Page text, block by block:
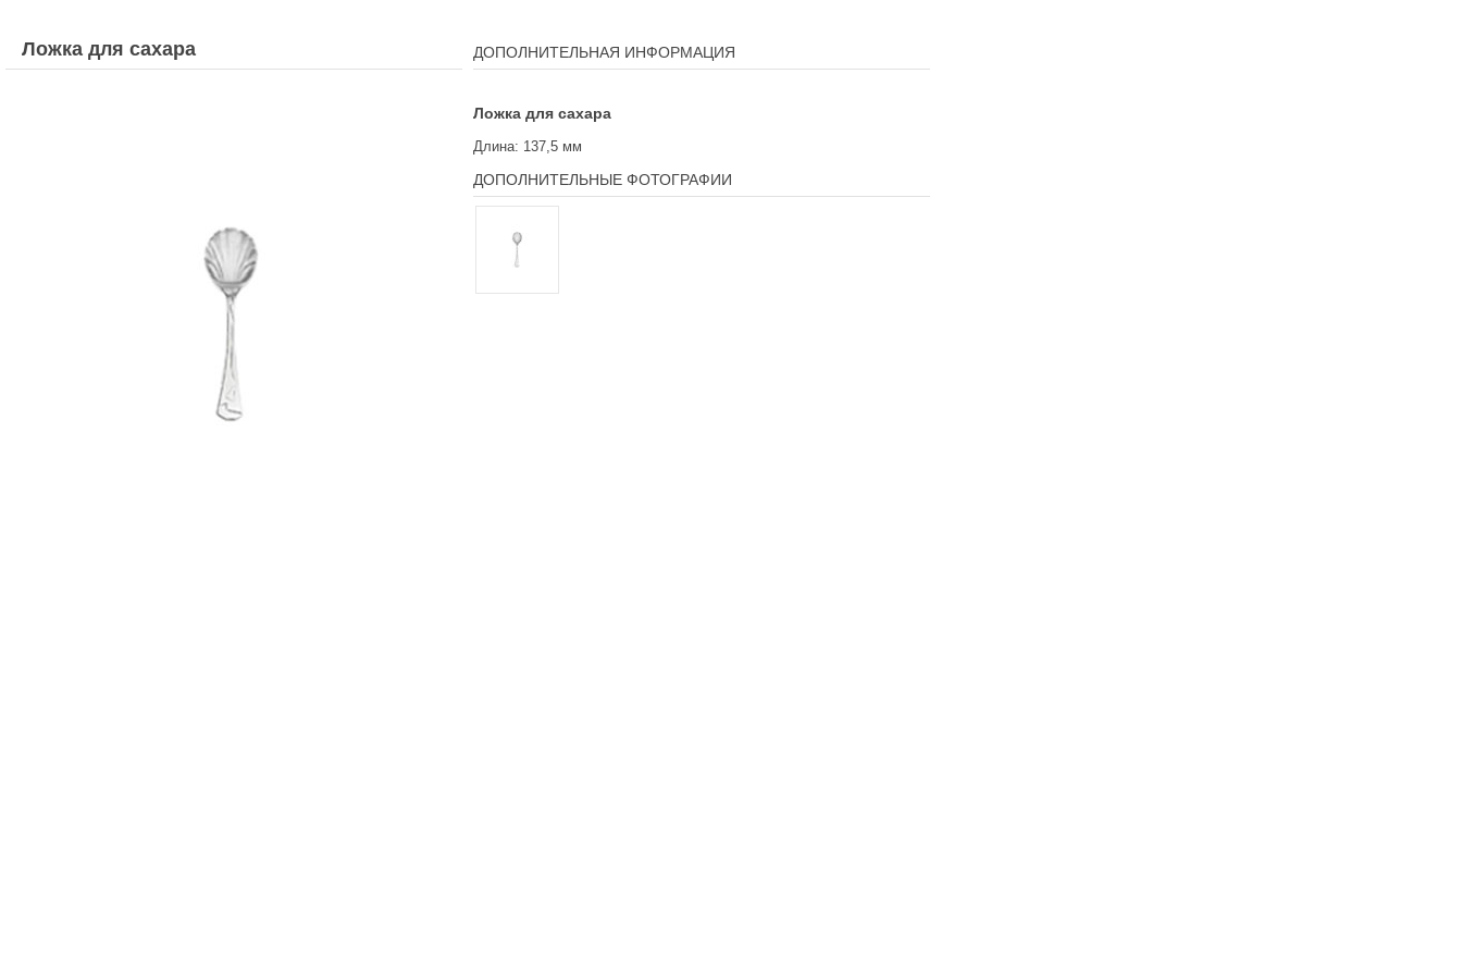
Ложка для сахара ДОПОЛНИТЕЛЬНАЯ ИНФОРМАЦИЯ
Ложка для сахара
Длина: 137,5 мм
ДОПОЛНИТЕЛЬНЫЕ ФОТОГРАФИИ